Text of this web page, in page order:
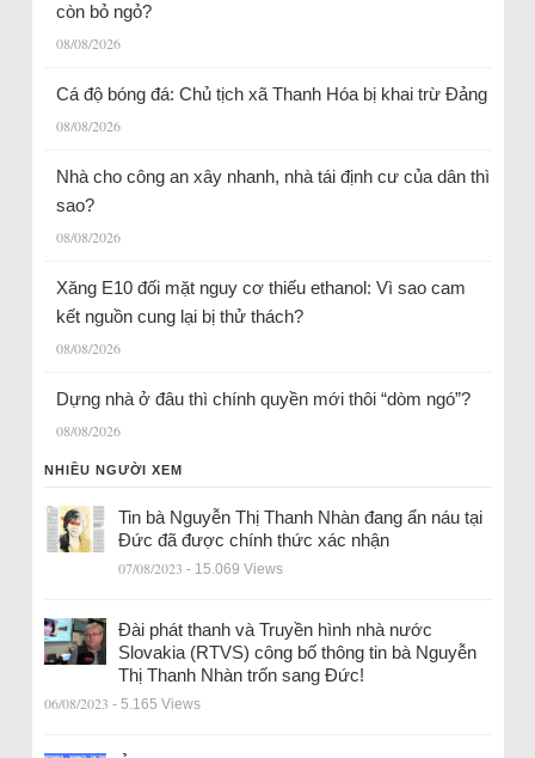
còn bỏ ngỏ?
08/08/2026
Cá độ bóng đá: Chủ tịch xã Thanh Hóa bị khai trừ Đảng
08/08/2026
Nhà cho công an xây nhanh, nhà tái định cư của dân thì
sao?
08/08/2026
Xăng E10 đối mặt nguy cơ thiếu ethanol: Vì sao cam
kết nguồn cung lại bị thử thách?
08/08/2026
Dựng nhà ở đâu thì chính quyền mới thôi “dòm ngó”?
08/08/2026
NHIỀU NGƯỜI XEM
Tin bà Nguyễn Thị Thanh Nhàn đang ẩn náu tại
Đức đã được chính thức xác nhận
07/08/2023 - 15.069 Views
Đài phát thanh và Truyền hình nhà nước
Slovakia (RTVS) công bố thông tin bà Nguyễn
Thị Thanh Nhàn trốn sang Đức!
06/08/2023 - 5.165 Views